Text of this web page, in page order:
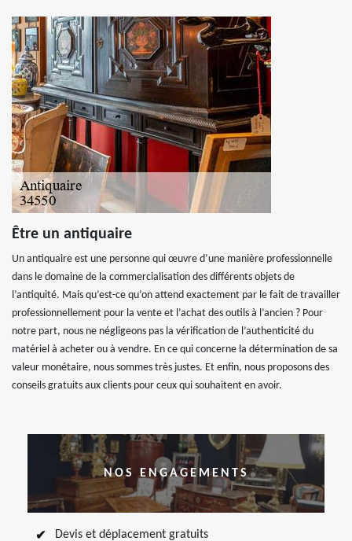
Être un antiquaire
Un antiquaire est une personne qui œuvre d’une manière professionnelle
dans le domaine de la commercialisation des différents objets de
l’antiquité. Mais qu’est-ce qu’on attend exactement par le fait de travailler
professionnellement pour la vente et l’achat des outils à l’ancien ? Pour
notre part, nous ne négligeons pas la vérification de l’authenticité du
matériel à acheter ou à vendre. En ce qui concerne la détermination de sa
valeur monétaire, nous sommes très justes. Et enfin, nous proposons des
conseils gratuits aux clients pour ceux qui souhaitent en avoir.
NOS ENGAGEMENTS
Devis et déplacement gratuits